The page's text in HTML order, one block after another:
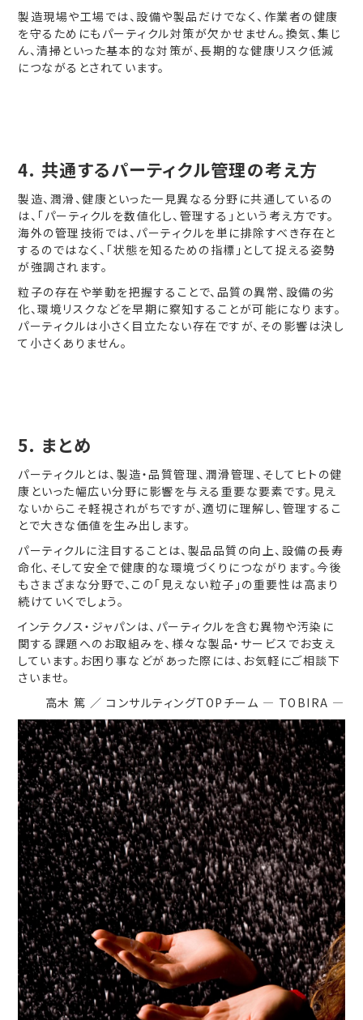
製造現場や工場では、設備や製品だけでなく、作業者の健康
を守るためにもパーティクル対策が欠かせません。換気、集じ
ん、清掃といった基本的な対策が、長期的な健康リスク低減
につながるとされています。
4. 共通するパーティクル管理の考え方
製造、潤滑、健康といった一見異なる分野に共通しているの
は、「パーティクルを数値化し、管理する」という考え方です。
海外の管理技術では、パーティクルを単に排除すべき存在と
するのではなく、「状態を知るための指標」として捉える姿勢
が強調されます。
粒子の存在や挙動を把握することで、品質の異常、設備の劣
化、環境リスクなどを早期に察知することが可能になります。
パーティクルは小さく目立たない存在ですが、その影響は決し
て小さくありません。
5. まとめ
パーティクルとは、製造・品質管理、潤滑管理、そしてヒトの健
康といった幅広い分野に影響を与える重要な要素です。見え
ないからこそ軽視されがちですが、適切に理解し、管理するこ
とで大きな価値を生み出します。
パーティクルに注目することは、製品品質の向上、設備の長寿
命化、そして安全で健康的な環境づくりにつながります。今後
もさまざまな分野で、この「見えない粒子」の重要性は高まり
続けていくでしょう。
インテクノス・ジャパンは、パーティクルを含む異物や汚染に
関する課題へのお取組みを、様々な製品・サービスでお支え
しています。お困り事などがあった際には、お気軽にご相談下
さいませ。
高木 篤 ／ コンサルティングTOPチーム ― TOBIRA ―